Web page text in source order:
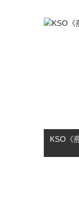
勵文學
潛力之
KSO《